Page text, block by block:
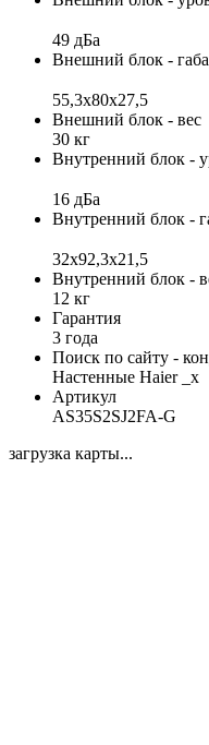
49 дБа
Внешний блок -
55,3x80x27,5
Внешний блок - вес
30 кг
Внутренний блок -
16 дБа
Внутренний блок -
32x92,3x21,5
Внутренний блок -
12 кг
Гарантия
3 года
Поиск по сайту -
Настенные Haier _x
Артикул
AS35S2SJ2FA-G
загрузка карты...